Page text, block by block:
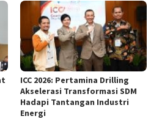
ICC 2026: Pertamina Drilling
Akselerasi Transformasi SDM
Hadapi Tantangan Industri
Energi